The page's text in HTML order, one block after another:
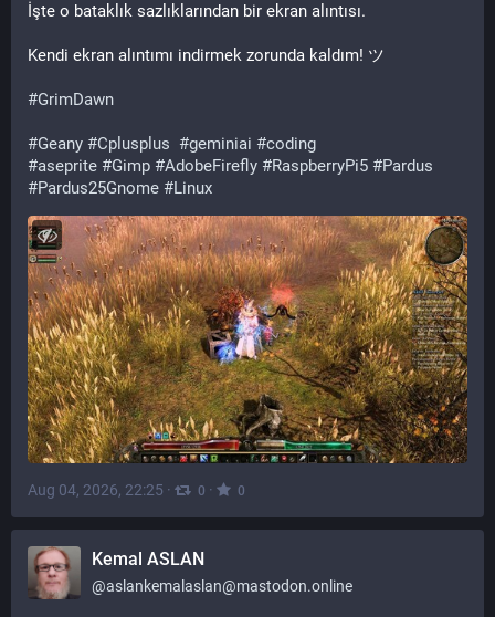
İşte o bataklık sazlıklarından bir ekran alıntısı.
Kendi ekran alıntımı indirmek zorunda kaldım! ツ
#GrimDawn
#Geany #Cplusplus #geminiai #coding
#aseprite #Gimp #AdobeFirefly #RaspberryPi5 #Pardus
#Pardus25Gnome #Linux
Aug 04, 2026, 22:25 · 0 · 0
Kemal ASLAN
@aslankemalaslan@mastodon.online